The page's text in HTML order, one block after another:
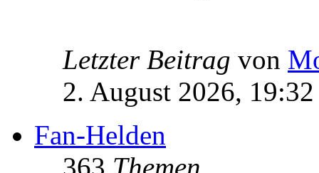
Letzter Beitrag von
2. August 2026, 19:32
Fan-Helden
363 Themen